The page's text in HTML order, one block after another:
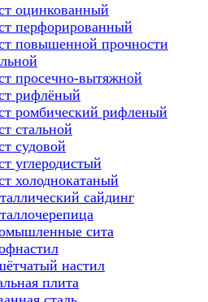
оцинкованный
перфорированный
повышенной прочности
просечно-вытяжной
рифлёный
ромбический рифленый
стальной
судовой
углеродистый
холоднокатаный
сайдинг
сита
настил
плита